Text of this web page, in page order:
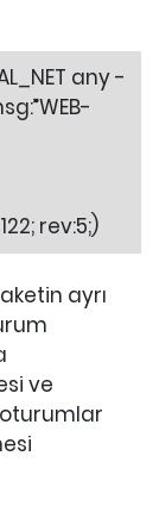
any -
rev:5;)
ayrı
ve